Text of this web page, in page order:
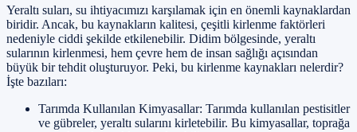
Yeraltı suları, su ihtiyacımızı karşılamak için en önemli kaynaklardan
biridir. Ancak, bu kaynakların kalitesi, çeşitli kirlenme faktörleri
nedeniyle ciddi şekilde etkilenebilir. Didim bölgesinde, yeraltı
sularının kirlenmesi, hem çevre hem de insan sağlığı açısından
büyük bir tehdit oluşturuyor. Peki, bu kirlenme kaynakları nelerdir?
İşte bazıları:
Tarımda Kullanılan Kimyasallar: Tarımda kullanılan pestisitler
ve gübreler, yeraltı sularını kirletebilir. Bu kimyasallar, toprağa